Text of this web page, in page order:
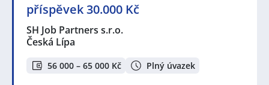
příspěvek 30.000 Kč
SH Job Partners s.r.o.
Česká Lípa
56 000 – 65 000 Kč Plný úvazek